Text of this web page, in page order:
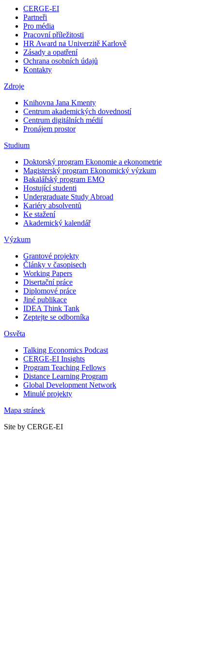
CERGE-EI
Partneři
Pro média
Pracovní příležitosti
HR Award na Univerzitě Karlově
Zásady a opatření
Ochrana osobních údajů
Kontakty
Zdroje
Knihovna Jana Kmenty
Centrum akademických dovedností
Centrum digitálních médií
Pronájem prostor
Studium
Doktorský program Ekonomie a ekonometrie
Magisterský program Ekonomický výzkum
Bakalářský program EMO
Hostující studenti
Undergraduate Study Abroad
Kariéry absolventů
Ke stažení
Akademický kalendář
Výzkum
Grantové projekty
Články v časopisech
Working Papers
Disertační práce
Diplomové práce
Jiné publikace
IDEA Think Tank
Zeptejte se odborníka
Osvěta
Talking Economics Podcast
CERGE-EI Insights
Program Teaching Fellows
Distance Learning Program
Global Development Network
Minulé projekty
Mapa stránek
Site by CERGE-EI